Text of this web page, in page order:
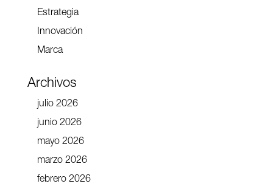
Estrategia
Innovación
Marca
Archivos
julio 2026
junio 2026
mayo 2026
marzo 2026
febrero 2026